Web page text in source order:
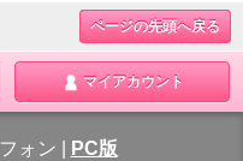
ページの先頭へ戻る
マイアカウント
ォン PC版